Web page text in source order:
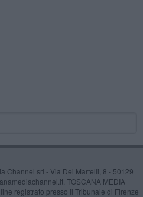
Channel srl - Via Dei Martelli, 8 - 50129
TOSCANA MEDIA
registrato presso il Tribunale di Firenze